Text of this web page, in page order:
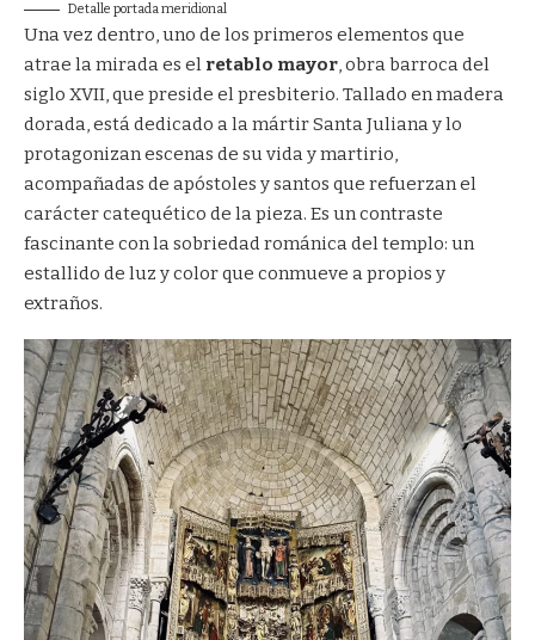
Detalle portada meridional
Una vez dentro, uno de los primeros elementos que
atrae la mirada es el retablo mayor, obra barroca del
siglo XVII, que preside el presbiterio. Tallado en madera
dorada, está dedicado a la mártir Santa Juliana y lo
protagonizan escenas de su vida y martirio,
acompañadas de apóstoles y santos que refuerzan el
carácter catequético de la pieza. Es un contraste
fascinante con la sobriedad románica del templo: un
estallido de luz y color que conmueve a propios y
extraños.